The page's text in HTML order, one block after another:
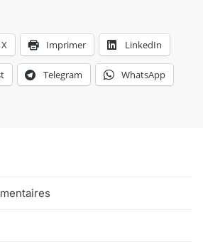
X Imprimer LinkedIn
Telegram WhatsApp